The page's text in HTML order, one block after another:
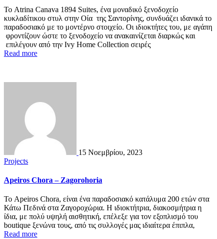
To Atrina Canava 1894 Suites, ένα μοναδικό ξενοδοχείο
κυκλαδίτικου στυλ στην Οία της Σαντορίνης, συνδυάζει ιδανικά το
παραδοσιακό με το μοντέρνο στοιχείο. Οι ιδιοκτήτες του, με αγάπη
φροντίζουν ώστε το ξενοδοχείο να ανακαινίζεται διαρκώς και
επιλέγουν από την Ivy Home Collection σειρές
Read more
15 Νοεμβρίου, 2023
Projects
Apeiros Chora – Zagorohoria
Το Apeiros Chora, είναι ένα παραδοσιακό κατάλυμα 200 ετών στα
Κάτω Πεδινά στα Ζαγοροχώρια. Η ιδιοκτήτρια, διακοσμήτρια η
ίδια, με πολύ υψηλή αισθητική, επέλεξε για τον εξοπλισμό του
boutique ξενώνα τους, από τις συλλογές μας ιδιαίτερα έπιπλα,
Read more